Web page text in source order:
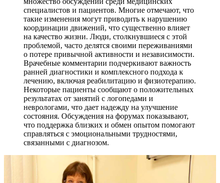
специалистов и пациентов. Многие отмечают, что
такие изменения могут приводить к нарушению
координации движений, что существенно влияет
на качество жизни. Люди, столкнувшиеся с этой
проблемой, часто делятся своими переживаниями
о потере привычной активности и независимости.
Врачебные комментарии подчеркивают важность
ранней диагностики и комплексного подхода к
лечению, включая реабилитацию и физиотерапию.
Некоторые пациенты сообщают о положительных
результатах от занятий с логопедами и
неврологами, что дает надежду на улучшение
состояния. Обсуждения на форумах показывают,
что поддержка близких и обмен опытом помогают
справляться с эмоциональными трудностями,
связанными с диагнозом.